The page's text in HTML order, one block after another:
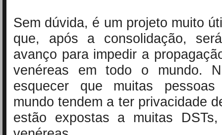
Sem dúvida, é um projeto muito
que, após a consolidação,
avanço para impedir a
venéreas em todo o mundo.
esquecer que muitas
mundo tendem a ter privacidade
estão expostas a muitas